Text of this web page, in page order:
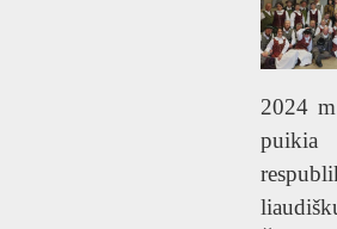
2024
puikia